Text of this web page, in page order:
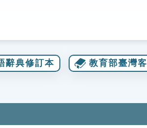
辭典修訂本 教育部臺灣